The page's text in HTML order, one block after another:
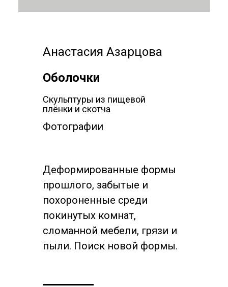
Анастасия Азарцова
Оболочки
Скульптуры из пищевой
плёнки и скотча
Фотографии
Деформированные формы
прошлого, забытые и
похороненные среди
покинутых комнат,
сломанной мебели, грязи и
пыли. Поиск новой формы.